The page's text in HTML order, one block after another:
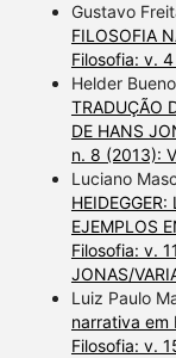
Gustavo
FILOSOFIA
Filosofia: v.
Helder
TRADUÇÃO
DE HANS
n. 8 (2013):
Luciano
EJEMPLOS
Filosofia: v.
JONAS/
Luiz Paulo
narrativa em
Filosofia: v.